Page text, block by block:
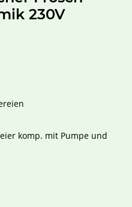
230V
komp. mit Pumpe und